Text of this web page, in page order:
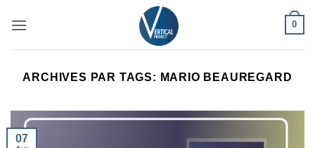
0
ARCHIVES PAR TAGS: MARIO BEAUREGARD
07